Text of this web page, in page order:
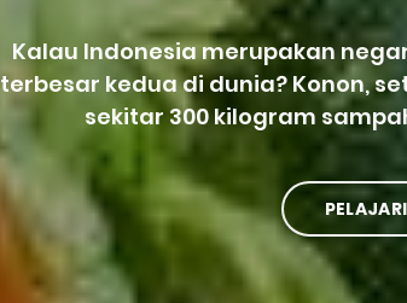
Kalau Indonesia merupakan
terbesar kedua di dunia? Konon,
sekitar 300 kilogram